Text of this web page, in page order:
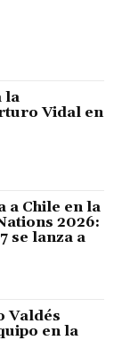
la
Vidal en
Chile en la
2026:
se lanza a
Valdés
en la